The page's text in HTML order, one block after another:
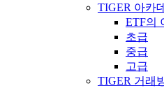
TIGER 아카
ETF의
초급
중급
고급
TIGER 거래